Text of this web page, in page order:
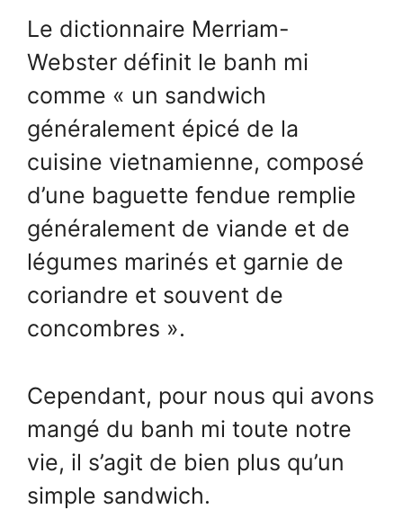
Le dictionnaire Merriam-
Webster définit le banh mi
comme « un sandwich
généralement épicé de la
cuisine vietnamienne, composé
d’une baguette fendue remplie
généralement de viande et de
légumes marinés et garnie de
coriandre et souvent de
concombres ».
Cependant, pour nous qui avons
mangé du banh mi toute notre
vie, il s’agit de bien plus qu’un
simple sandwich.